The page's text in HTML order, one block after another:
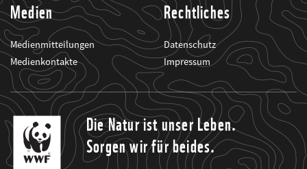
Medien
Medienmitteilungen
Medienkontakte
Rechtliches
Datenschutz
Impressum
Die Natur ist unser Leben.
Sorgen wir für beides.